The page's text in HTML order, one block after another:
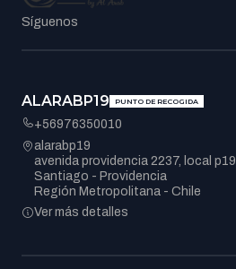
Síguenos
ALARABP19 PUNTO DE RECOGIDA
+56976350010
alarabp19
avenida providencia 2237, local p19
Santiago - Providencia
Región Metropolitana - Chile
Ver más detalles